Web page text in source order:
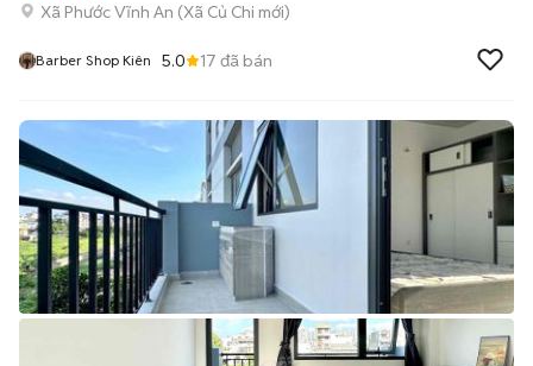
Xã Phước Vĩnh An (Xã Củ Chi mới)
Barber Shop Kiên 5.0 17 đã bán